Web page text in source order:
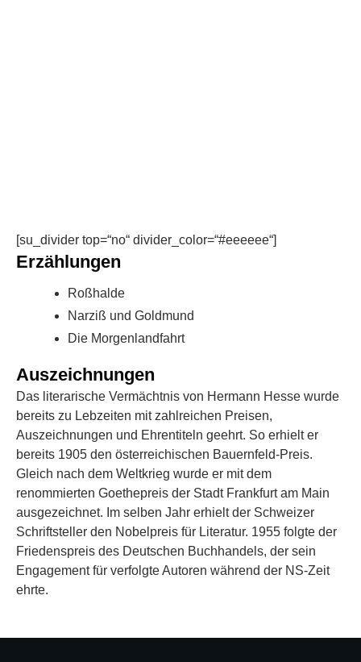
[su_divider top=“no“ divider_color=“#eeeeee“]
Erzählungen
Roßhalde
Narziß und Goldmund
Die Morgenlandfahrt
Auszeichnungen
Das literarische Vermächtnis von Hermann Hesse wurde
bereits zu Lebzeiten mit zahlreichen Preisen,
Auszeichnungen und Ehrentiteln geehrt. So erhielt er
bereits 1905 den österreichischen Bauernfeld-Preis.
Gleich nach dem Weltkrieg wurde er mit dem
renommierten Goethepreis der Stadt Frankfurt am Main
ausgezeichnet. Im selben Jahr erhielt der Schweizer
Schriftsteller den Nobelpreis für Literatur. 1955 folgte der
Friedenspreis des Deutschen Buchhandels, der sein
Engagement für verfolgte Autoren während der NS-Zeit
ehrte.